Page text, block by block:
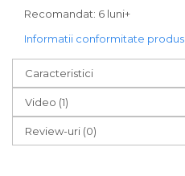
Recomandat: 6 luni+
Informatii conformitate produs
Caracteristici
Video (1)
Review-uri (0)